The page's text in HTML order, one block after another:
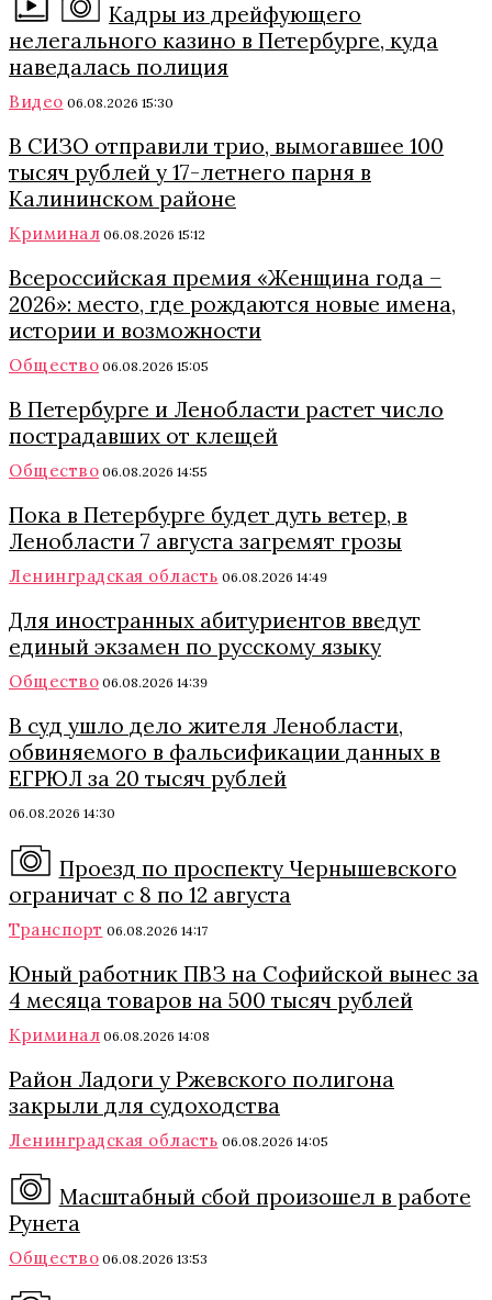
Кадры из дрейфующего
нелегального казино в Петербурге, куда
наведалась полиция
Видео 06.08.2026 15:30
В СИЗО отправили трио, вымогавшее 100
тысяч рублей у 17-летнего парня в
Калининском районе
Криминал 06.08.2026 15:12
Всероссийская премия «Женщина года –
2026»: место, где рождаются новые имена,
истории и возможности
Общество 06.08.2026 15:05
В Петербурге и Ленобласти растет число
пострадавших от клещей
Общество 06.08.2026 14:55
Пока в Петербурге будет дуть ветер, в
Ленобласти 7 августа загремят грозы
Ленинградская область 06.08.2026 14:49
Для иностранных абитуриентов введут
единый экзамен по русскому языку
Общество 06.08.2026 14:39
В суд ушло дело жителя Ленобласти,
обвиняемого в фальсификации данных в
ЕГРЮЛ за 20 тысяч рублей
06.08.2026 14:30
Проезд по проспекту Чернышевского
ограничат с 8 по 12 августа
Транспорт 06.08.2026 14:17
Юный работник ПВЗ на Софийской вынес за
4 месяца товаров на 500 тысяч рублей
Криминал 06.08.2026 14:08
Район Ладоги у Ржевского полигона
закрыли для судоходства
Ленинградская область 06.08.2026 14:05
Масштабный сбой произошел в работе
Рунета
Общество 06.08.2026 13:53